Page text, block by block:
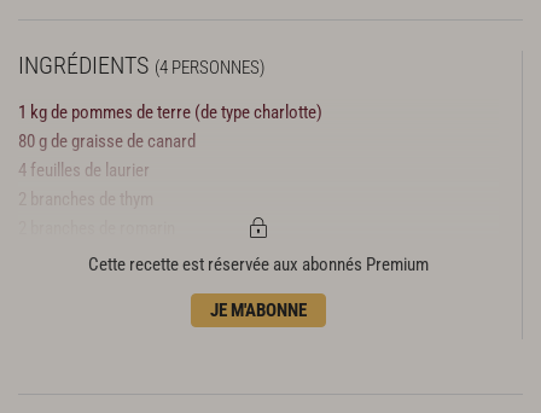
INGRÉDIENTS (4 PERSONNES)
1 kg de pommes de terre (de type charlotte)
80 g de graisse de canard
4 feuilles de laurier
2 branches de thym
3 gousses d’ailCette recette est réservée aux abonnés Premium
JE M'ABONNE